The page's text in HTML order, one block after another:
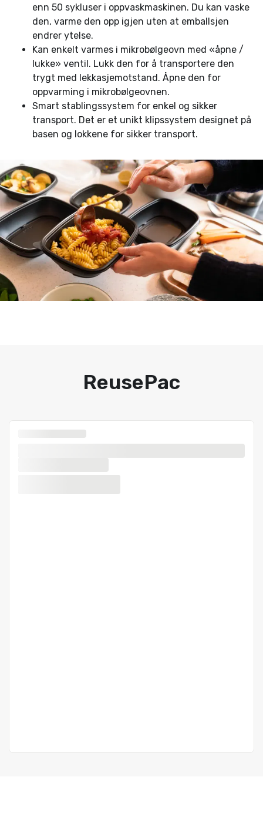
enn 50 sykluser i oppvaskmaskinen. Du kan vaske
den, varme den opp igjen uten at emballsjen
endrer ytelse.
Kan enkelt varmes i mikrobølgeovn med «åpne /
lukke» ventil. Lukk den for å transportere den
trygt med lekkasjemotstand. Åpne den for
oppvarming i mikrobølgeovnen.
Smart stablingssystem for enkel og sikker
transport. Det er et unikt klipssystem designet på
basen og lokkene for sikker transport.
ReusePac